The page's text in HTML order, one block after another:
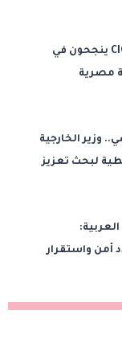
طلاب هندسة الاتصالات بـCIC ينجحون في
مصرية
وزير الخارجية
لبحث تعزيز
أمن واستقرار